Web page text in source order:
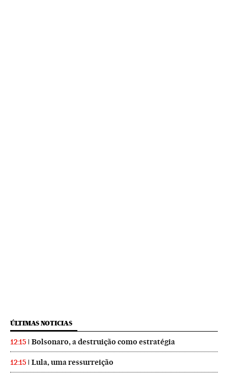
ÚLTIMAS NOTICIAS
12:15 Bolsonaro, a destruição como estratégia
12:15 Lula, uma ressurreição